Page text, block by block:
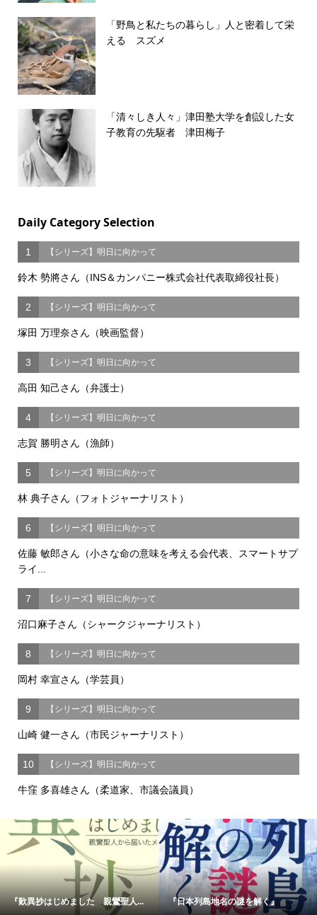
「野鳥と私たちの暮らし」人と密着して栄
える スズメ
「清々しき人々」津田塾大学を創設した女
子教育の先駆者 津田梅子
Daily Category Selection
1 【シリーズ】明日に向かって
鈴木 勢將さん（INS＆カンパニー株式会社代表取締役社長）
2 【シリーズ】明日に向かって
塚田 万理奈さん（映画監督）
3 【シリーズ】明日に向かって
高田 知己さん（弁護士）
4 【シリーズ】明日に向かって
志賀 勝明さん（漁師）
5 【シリーズ】明日に向かって
林 典子さん（フォトジャーナリスト）
6 【シリーズ】明日に向かって
佐藤 敏郎さん（小さな命の意味を考える会代表、スマートサプ
ライ...
7 【シリーズ】明日に向かって
沼口麻子さん（シャークジャーナリスト）
8 【シリーズ】明日に向かって
岡村 幸宣さん（学芸員）
9 【シリーズ】明日に向かって
山崎 健一さん（市民ジャーナリスト）
10 【シリーズ】明日に向かって
牛窪 多喜雄さん（柔道家、市議会議員）
『歎異抄はじめました 親鸞聖人... 『日本列島地名の謎を解く』